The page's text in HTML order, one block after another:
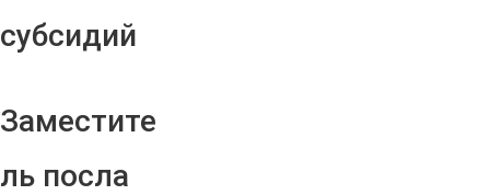
субсидий
Заместите
ль посла